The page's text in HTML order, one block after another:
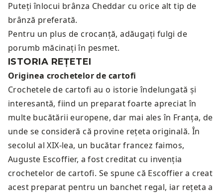
Puteți înlocui brânza Cheddar cu orice alt tip de
brânză preferată.
Pentru un plus de crocanță, adăugați fulgi de
porumb măcinați în pesmet.
ISTORIA REȚETEI
Originea crochetelor de cartofi
Crochetele de cartofi au o istorie îndelungată și
interesantă, fiind un preparat foarte apreciat în
multe bucătării europene, dar mai ales în Franța, de
unde se consideră că provine rețeta originală. În
secolul al XIX-lea, un bucătar francez faimos,
Auguste Escoffier, a fost creditat cu invenția
crochetelor de cartofi. Se spune că Escoffier a creat
acest preparat pentru un banchet regal, iar rețeta a